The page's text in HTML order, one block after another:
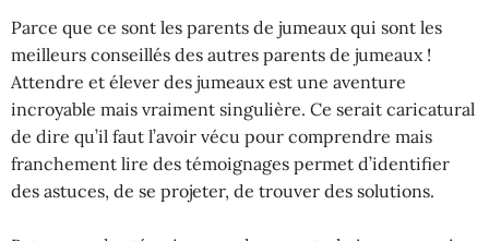
Parce que ce sont les parents de jumeaux qui sont les
meilleurs conseillés des autres parents de jumeaux !
Attendre et élever des jumeaux est une aventure
incroyable mais vraiment singulière. Ce serait caricatural
de dire qu’il faut l’avoir vécu pour comprendre mais
franchement lire des témoignages permet d’identifier
des astuces, de se projeter, de trouver des solutions.